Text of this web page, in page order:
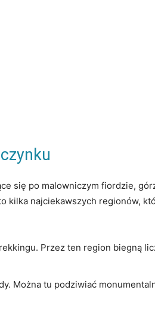
się‍ po‌ malowniczym fiordzie,
kilka najciekawszych regionów,
Przez ⁢ten region biegną
Można tu podziwiać